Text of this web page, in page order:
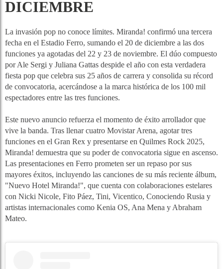
DICIEMBRE
La invasión pop no conoce límites. Miranda! confirmó una tercera
fecha en el Estadio Ferro, sumando el 20 de diciembre a las dos
funciones ya agotadas del 22 y 23 de noviembre. El dúo compuesto
por Ale Sergi y Juliana Gattas despide el año con esta verdadera
fiesta pop que celebra sus 25 años de carrera y consolida su récord
de convocatoria, acercándose a la marca histórica de los 100 mil
espectadores entre las tres funciones.
Este nuevo anuncio refuerza el momento de éxito arrollador que
vive la banda. Tras llenar cuatro Movistar Arena, agotar tres
funciones en el Gran Rex y presentarse en Quilmes Rock 2025,
Miranda! demuestra que su poder de convocatoria sigue en ascenso.
Las presentaciones en Ferro prometen ser un repaso por sus
mayores éxitos, incluyendo las canciones de su más reciente álbum,
"Nuevo Hotel Miranda!", que cuenta con colaboraciones estelares
con Nicki Nicole, Fito Páez, Tini, Vicentico, Conociendo Rusia y
artistas internacionales como Kenia OS, Ana Mena y Abraham
Mateo.